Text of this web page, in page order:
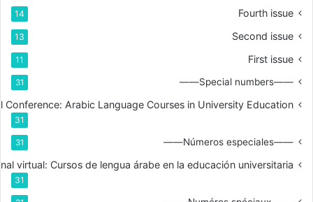
Fourth issue
14
Second issue
13
First issue
11
——Special numbers——
31
Conference: Arabic Language Courses in University Education
31
——Números especiales——
31
virtual: Cursos de lengua árabe en la educación universitaria
31